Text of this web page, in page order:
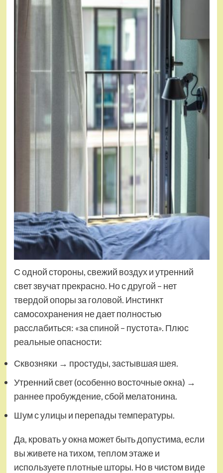
С одной стороны, свежий воздух и утренний
свет звучат прекрасно. Но с другой – нет
твердой опоры за головой. Инстинкт
самосохранения не дает полностью
расслабиться: «за спиной – пустота». Плюс
реальные опасности:
Сквозняки → простуды, застывшая шея.
Утренний свет (особенно восточные окна) →
раннее пробуждение, сбой мелатонина.
Шум с улицы и перепады температуры.
Да, кровать у окна может быть допустима, если
вы живете на тихом, теплом этаже и
используете плотные шторы. Но в чистом виде